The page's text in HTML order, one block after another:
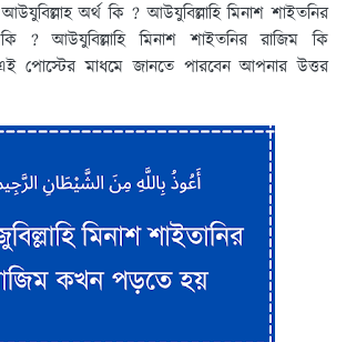
অর্থ কি ? আউযুবিল্লাহি মিনাশ শাইতনির
? আউযুবিল্লাহি মিনাশ শাইতনির রাজিম কি
মাধমে জানতে পারবেন আপনার উত্তর